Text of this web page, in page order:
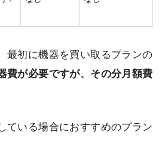
最初に機器を買い取るプランの
費が必要ですが、その分月額費
ている場合におすすめのプラン